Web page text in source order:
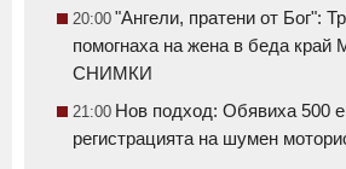
20:00 "Ангели, пратени от Бог":
помогнаха на жена в беда край
СНИМКИ
21:00 Нов подход: Обявиха 500
регистрацията на шумен